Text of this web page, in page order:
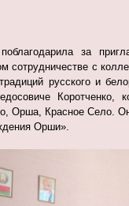
за
с
русского и
Коротченко,
Орша, Красное Село.
Орши».